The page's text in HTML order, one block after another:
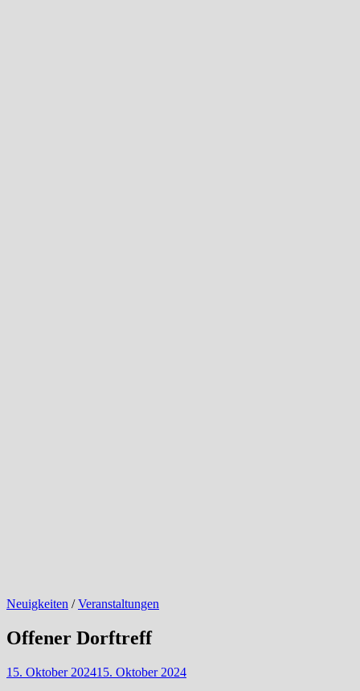
Neuigkeiten /Veranstaltungen
Offener Dorftreff
15. Oktober 202415. Oktober 2024